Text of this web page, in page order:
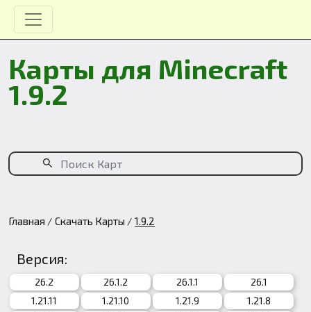
Карты для Minecraft
1.9.2
Главная Скачать Карты 1.9.2
Версия:
26.2 26.1.2 26.1.1
26.1
1.21.11
1.21.10 1.21.9
1.21.8